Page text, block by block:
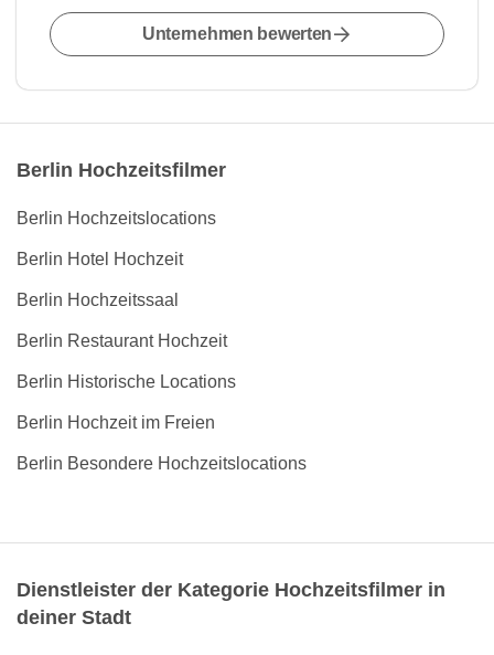
Unternehmen bewerten
Berlin Hochzeitsfilmer
Berlin Hochzeitslocations
Berlin Hotel Hochzeit
Berlin Hochzeitssaal
Berlin Restaurant Hochzeit
Berlin Historische Locations
Berlin Hochzeit im Freien
Berlin Besondere Hochzeitslocations
Dienstleister der Kategorie Hochzeitsfilmer in
deiner Stadt